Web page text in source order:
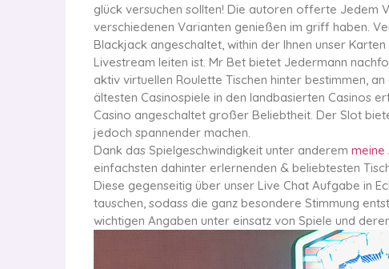
glück versuchen sollten! Die autoren offerte Jedem
verschiedenen Varianten genießen im griff haben.
Blackjack angeschaltet, within der Ihnen unser
Livestream leiten ist. Mr Bet bietet Jedermann
aktiv virtuellen Roulette Tischen hinter bestimmen,
ältesten Casinospiele in den landbasierten Casinos
Casino angeschaltet großer Beliebtheit. Der Slot
jedoch spannender machen.
Dank das Spielgeschwindigkeit unter anderem
einfachsten dahinter erlernenden & beliebtesten
Diese gegenseitig über unser Live Chat Aufgabe in
tauschen, sodass die ganz besondere Stimmung
wichtigen Angaben unter einsatz von Spiele und